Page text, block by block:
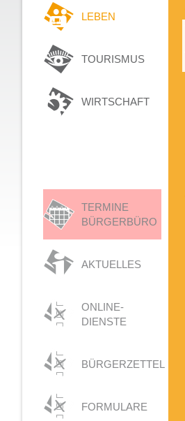
LEBEN
TOURISMUS
WIRTSCHAFT
TERMINE
BÜRGERBÜRO
AKTUELLES
ONLINE-
DIENSTE
BÜRGERZETTEL
FORMULARE